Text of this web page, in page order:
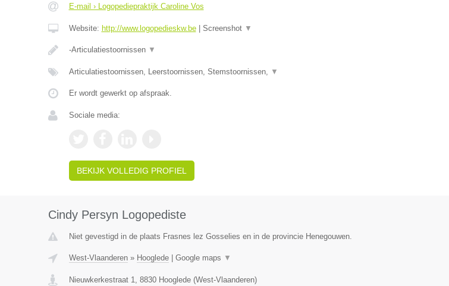
E-mail › Logopediepraktijk Caroline Vos
Website: http://www.logopedieskw.be| Screenshot ▼
-Articulatiestoornissen ▼
Articulatiestoornissen, Leerstoornissen, Stemstoornissen, ▼
Er wordt gewerkt op afspraak.
Sociale media:
BEKIJK VOLLEDIG PROFIEL
Cindy Persyn Logopediste
Niet gevestigd in de plaats Frasnes lez Gosselies en in de provincie Henegouwen.
West-Vlaanderen» Hooglede| Google maps ▼
Nieuwkerkestraat 1, 8830 Hooglede(West-Vlaanderen)